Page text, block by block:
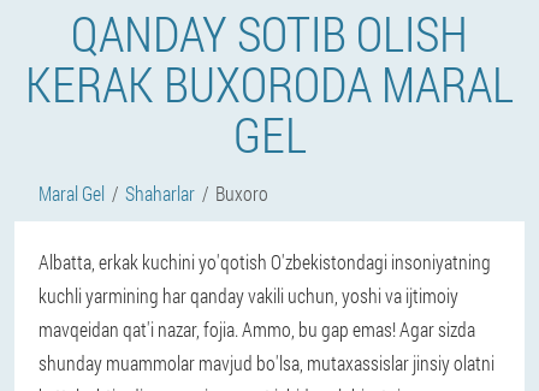
QANDAY SOTIB OLISH
KERAK BUXORODA MARAL
GEL
Maral Gel Shaharlar Buxoro
Albatta, erkak kuchini yo'qotish O'zbekistondagi insoniyatning
kuchli yarmining har qanday vakili uchun, yoshi va ijtimoiy
mavqeidan qat'i nazar, fojia. Ammo, bu gap emas! Agar sizda
shunday muammolar mavjud bo'lsa, mutaxassislar jinsiy olatni